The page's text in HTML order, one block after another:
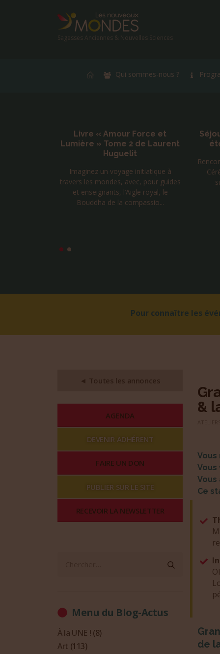
Sagesses Anciennes & Nouvelles Sciences
Qui sommes-nous ?
Livre « Amour Force et
Lumière » Tome 2 de Laurent
Huguelit
Imaginez un voyage initiatique à
travers les mondes, avec, pour guides
et enseignants, l’Aigle royal, le
Bouddha de la compassio...
Pour connaître les
&
Vous
Vous
Ce
de
◄ Toutes les annonces
AGENDA
DEVENIR ADHÉRENT
FAIRE UN DON
PUBLIER SUR LE SITE
RECEVOIR LA NEWSLETTER
Menu du Blog-Actus
À la UNE ! (8)
Art (113)